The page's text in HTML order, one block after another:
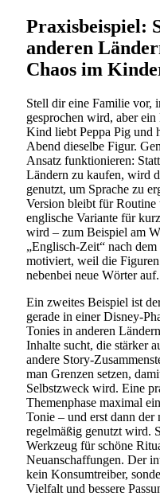
Praxisbeispiel:
anderen
Chaos im
Stell dir eine Familie vor,
gesprochen wird, aber
Kind liebt Peppa Pig und
Abend dieselbe Figur.
Ansatz funktionieren:
Ländern zu kaufen, wird
genutzt, um Sprache zu
Version bleibt für Routine
englische Variante für
wird – zum Beispiel am
„Englisch-Zeit“ nach
motiviert, weil die
nebenbei neue Wörter auf.
Ein zweites Beispiel ist
gerade in einer Disney-
Tonies in anderen
Inhalte sucht, die stärker
andere Story-
man Grenzen setzen,
Selbstzweck wird. Eine
Themenphase maximal
Tonie – und erst dann
regelmäßig genutzt wird.
Werkzeug für schöne
Neuanschaffungen. Der
kein Konsumtreiber,
Vielfalt und bessere